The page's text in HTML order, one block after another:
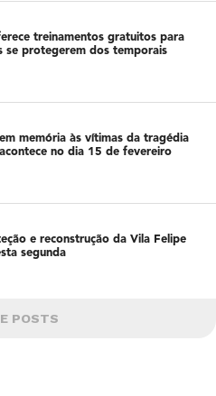
treinamentos gratuitos para
se protegerem dos temporais
memória às vítimas da tragédia
no dia 15 de fevereiro
e reconstrução da Vila Felipe
segunda
POSTS